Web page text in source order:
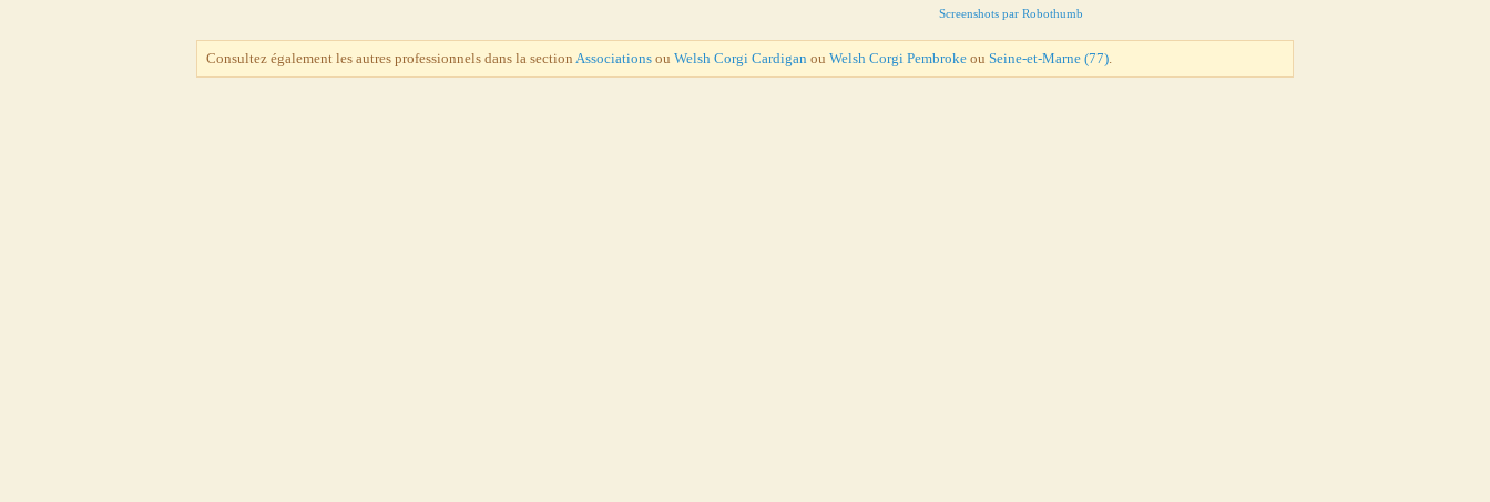
Screenshots par Robothumb
Consultez également les autres professionnels dans la section Associations ou Welsh Corgi Cardigan ou Welsh Corgi Pembroke ou Seine-et-Marne (77).